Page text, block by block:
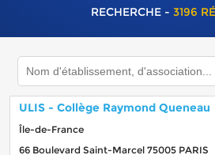
RECHERCHE - 3196
ULIS - Collège Raymond Queneau
Île-de-France
66 Boulevard Saint-Marcel 75005 PARIS